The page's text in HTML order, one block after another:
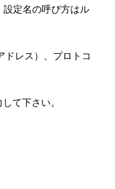
定名の呼び方はル
レス）、プロトコ
て下さい。